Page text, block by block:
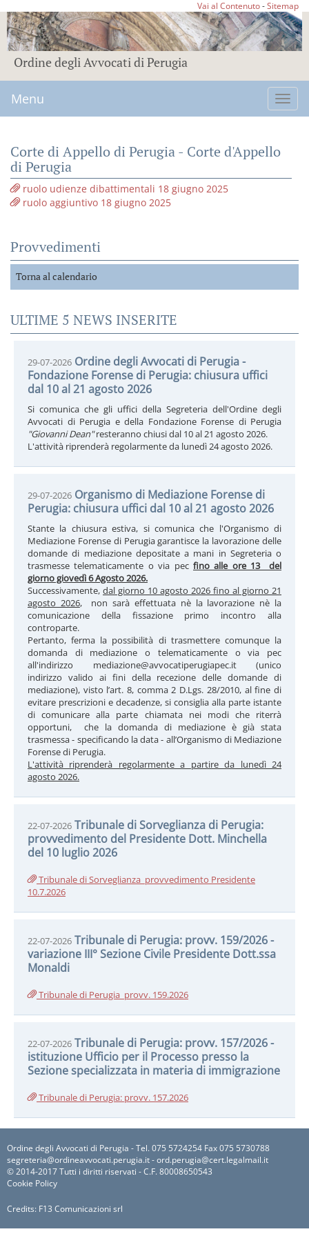
Vai al Contenuto-Sitemap
Ordine degli Avvocati di Perugia
Menu
Corte di Appello di Perugia - Corte d'Appello
di Perugia
ruolo udienze dibattimentali 18 giugno 2025
ruolo aggiuntivo 18 giugno 2025
Provvedimenti
Torna al calendario
ULTIME 5 NEWS INSERITE
29-07-2026 Ordine degli Avvocati di Perugia -
Fondazione Forense di Perugia: chiusura uffici
dal 10 al 21 agosto 2026
Si comunica che gli uffici della Segreteria dell'Ordine degli
Avvocati di Perugia e della Fondazione Forense di Perugia
"Giovanni Dean"resteranno chiusi dal 10 al 21 agosto 2026.
L'attività riprenderà regolarmente da lunedì 24 agosto 2026.
29-07-2026 Organismo di Mediazione Forense di
Perugia: chiusura uffici dal 10 al 21 agosto 2026
Stante la chiusura estiva, si comunica che l'Organismo di
Mediazione Forense di Perugia garantisce la lavorazione delle
domande di mediazione depositate a mani in Segreteria o
trasmesse telematicamente o via pec fino alle ore 13 del
giorno giovedì 6 Agosto 2026.
Successivamente, dal giorno 10 agosto 2026 fino al giorno 21
agosto 2026, non sarà effettuata nè la lavorazione nè la
comunicazione della fissazione primo incontro alla
controparte.
Pertanto, ferma la possibilità di trasmettere comunque la
domanda di mediazione o telematicamente o via pec
all'indirizzo mediazione@avvocatiperugiapec.it (unico
indirizzo valido ai fini della recezione delle domande di
mediazione), visto l’art. 8, comma 2 D.Lgs. 28/2010, al fine di
evitare prescrizioni e decadenze, si consiglia alla parte istante
di comunicare alla parte chiamata nei modi che riterrà
opportuni, che la domanda di mediazione è già stata
trasmessa - specificando la data - all’Organismo di Mediazione
Forense di Perugia.
L'attività riprenderà regolarmente a partire da lunedì 24
agosto 2026.
22-07-2026 Tribunale di Sorveglianza di Perugia:
provvedimento del Presidente Dott. Minchella
del 10 luglio 2026
Tribunale di Sorveglianza_provvedimento Presidente
10.7.2026
22-07-2026 Tribunale di Perugia: provv. 159/2026 -
variazione III° Sezione Civile Presidente Dott.ssa
Monaldi
Tribunale di Perugia_provv. 159.2026
22-07-2026 Tribunale di Perugia: provv. 157/2026 -
istituzione Ufficio per il Processo presso la
Sezione specializzata in materia di immigrazione
Tribunale di Perugia: provv. 157.2026
Ordine degli Avvocati di Perugia - Tel. 075 5724254 Fax 075 5730788
segreteria@ordineavvocati.perugia.it - ord.perugia@cert.legalmail.it
© 2014-2017 Tutti i diritti riservati - C.F. 80008650543
Cookie Policy
Credits: F13 Comunicazioni srl